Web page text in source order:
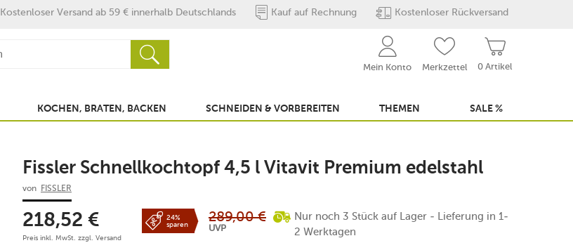
Kostenloser Versand ab 59 € innerhalb Deutschlands Kauf auf Rechnung Kostenloser Rückversand
0 Artikel
Mein Konto Merkzettel
KOCHEN, BRATEN, BACKEN SCHNEIDEN & VORBEREITEN THEMEN SALE %
Fissler Schnellkochtopf 4,5 l Vitavit Premium edelstahl
von FISSLER
218,52 €
Preis inkl. MwSt. zzgl. Versand
24%
sparen
289,00 €
UVP
Nur noch 3 Stück auf Lager - Lieferung in 1-
2 Werktagen